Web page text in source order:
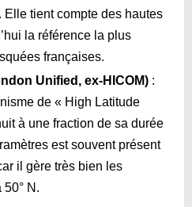
tient compte des hautes
la référence la plus
françaises.
Unified, ex-HICOM) :
de « High Latitude
à une fraction de sa durée
est souvent présent
il gère très bien les
50° N.